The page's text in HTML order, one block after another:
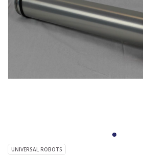
UNIVERSAL ROBOTS